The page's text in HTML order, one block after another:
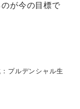
が今の目標で
プルデンシャル生